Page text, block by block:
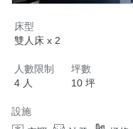
床型
雙人床 x 2
人數限制
4 人
坪數
10 坪
設施